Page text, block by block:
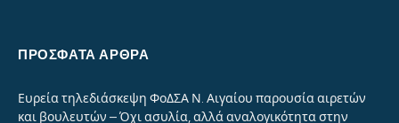
ΠΡΌΣΦΑΤΑ ΆΡΘΡΑ
Ευρεία τηλεδιάσκεψη ΦοΔΣΑ Ν. Αιγαίου παρουσία αιρετών
και βουλευτών – Όχι ασυλία, αλλά αναλογικότητα στην